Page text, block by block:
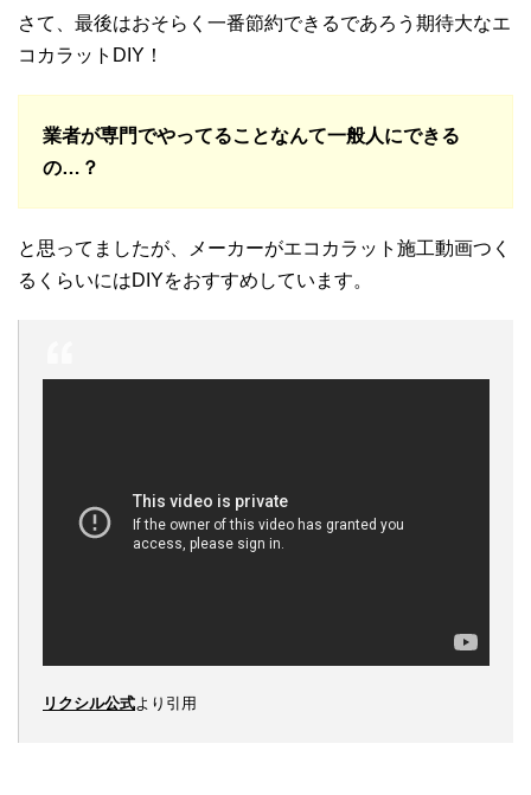
さて、最後はおそらく一番節約できるであろう期待大なエ
コカラットDIY！
業者が専門でやってることなんて一般人にできる
の…？
と思ってましたが、メーカーがエコカラット施工動画つく
るくらいにはDIYをおすすめしています。
リクシル公式より引用